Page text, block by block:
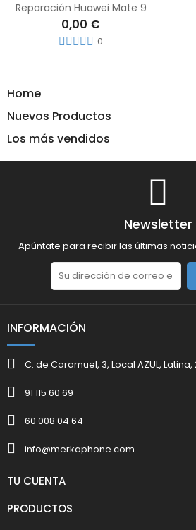
Home
Nuevos Productos
Los más vendidos
Reparación Huawei Mate 9
0,00 €
0
Newsletter
Apúntate para recibir las últimas
INFORMACIÓN
C. de Caramuel, 3, Local AZUL, Latina,
91 115 60 69
60 008 04 64
info@merkaphone.com
TU CUENTA
PRODUCTOS